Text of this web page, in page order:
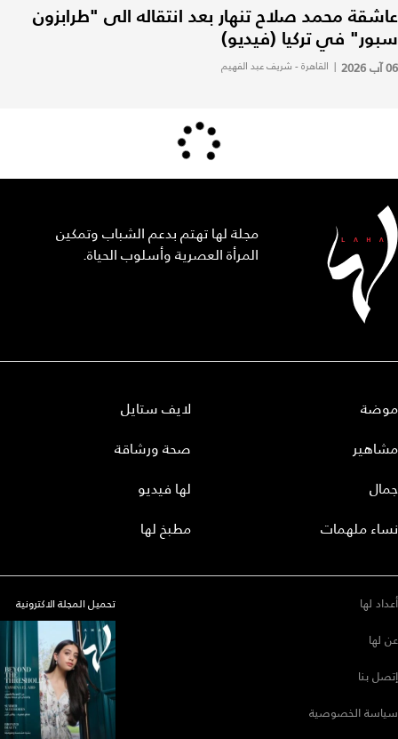
عاشقة محمد صلاح تنهار بعد انتقاله الى "طرابزون
سبور" في تركيا (فيديو)
06 آب 2026 | القاهرة - شريف عبد الفهيم
مجلة لها تهتم بدعم الشباب وتمكين
المرأة العصرية وأسلوب الحياة.
موضة
مشاهير
جمال
نساء ملهمات
لايف ستايل
صحة ورشاقة
لها فيديو
مطبخ لها
أعداد لها
عن لها
إتصل بنا
سياسة الخصوصية
تحميل المجلة الاكترونية